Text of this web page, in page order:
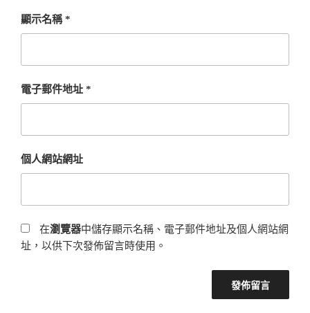
顯示名稱*
電子郵件地址 *
個人網站網址
在瀏覽器中儲存顯示名稱、電子郵件地址及個人網站網
址，以供下次發佈留言時使用。